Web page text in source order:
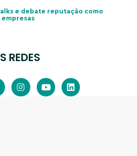
e debate reputação como
REDES